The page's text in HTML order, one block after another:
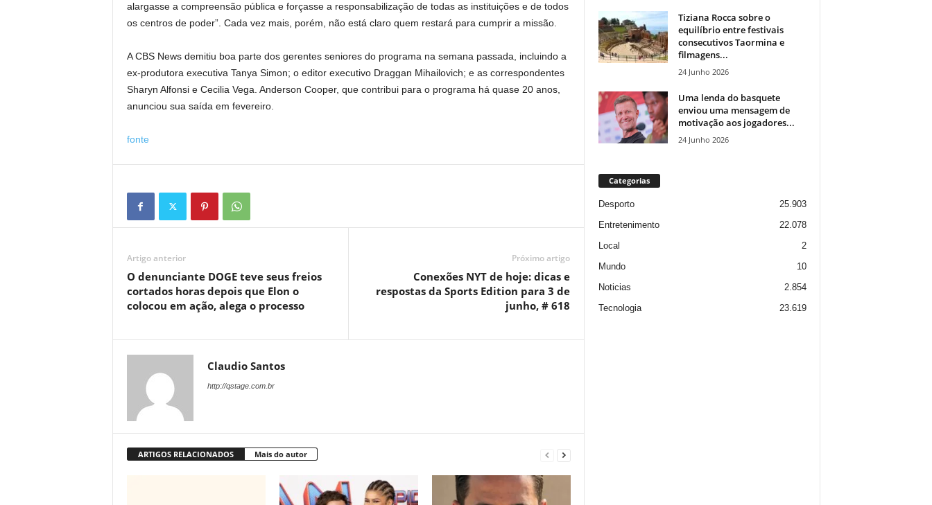
alargasse a compreensão pública e forçasse a responsabilização de todas as instituições e de todos
os centros de poder”. Cada vez mais, porém, não está claro quem restará para cumprir a missão.
A CBS News demitiu boa parte dos gerentes seniores do programa na semana passada, incluindo a
ex-produtora executiva Tanya Simon; o editor executivo Draggan Mihailovich; e as correspondentes
Sharyn Alfonsi e Cecilia Vega. Anderson Cooper, que contribui para o programa há quase 20 anos,
anunciou sua saída em fevereiro.
fonte
Artigo anterior
O denunciante DOGE teve seus freios
cortados horas depois que Elon o
colocou em ação, alega o processo
Próximo artigo
Conexões NYT de hoje: dicas e
respostas da Sports Edition para 3 de
junho, # 618
Claudio Santos
http://qstage.com.br
ARTIGOS RELACIONADOS Mais do autor
Tiziana Rocca sobre o
equilíbrio entre festivais
consecutivos Taormina e
filmagens...
24 Junho 2026
Uma lenda do basquete
enviou uma mensagem de
motivação aos jogadores...
24 Junho 2026
Categorias
Desporto
25.903
Entretenimento
22.078
Local
2
Mundo
10
Noticias
2.854
Tecnologia
23.619